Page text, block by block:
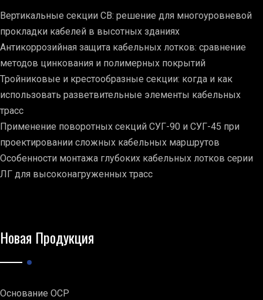
Вертикальные секции СВ: решение для многоуровневой
прокладки кабелей в высотных зданиях
Антикоррозийная защита кабельных лотков: сравнение
методов цинкования и полимерных покрытий
Тройниковые и крестообразные секции: когда и как
использовать разветвительные элементы кабельных
трасс
Применение поворотных секций СУГ-90 и СУГ-45 при
проектировании сложных кабельных маршрутов
Особенности монтажа глубоких кабельных лотков серии
ЛГ для высоконагруженных трасс
Новая Продукция
Основание ОСР